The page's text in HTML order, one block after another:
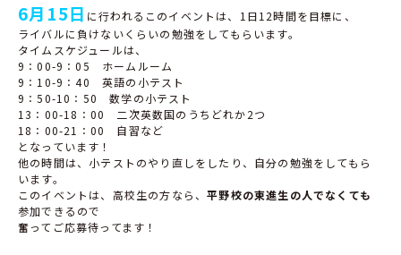
6月15日 に行われるこのイベントは、 1 日12時間を目標に、
ライバルに負けないくらいの勉強をしてもらいます。
タイムスケジュールは、
9 ：00-9 ：05
ホームルーム
9 ： 10-9 ：40
英語の小テスト
9 ：50-10 ： 50
数学の小テスト
13 ： 00-18 ： 00 二次英数国のうちどれか2つ
18 ： 00-21 ： 00
自習など
となっています！
他の時間は、小テストのやり直しをしたり、自分の勉強をしてもら
います。
このイベントは、高校生の方なら、平野校の東進生の人でなくても
参加できるので
奮ってご応募待ってます！